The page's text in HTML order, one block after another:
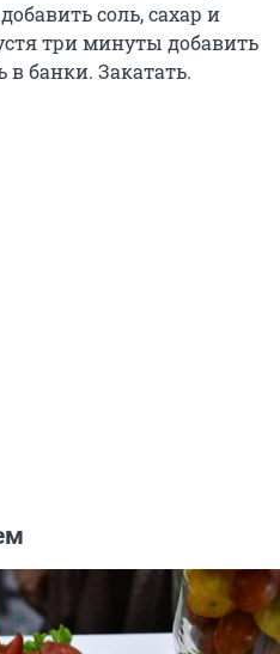
соль, сахар и
три минуты добавить
в банки. Закатать.